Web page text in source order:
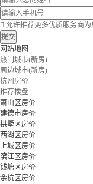
 允许推荐更多优质服务商为
提交
网站地图
热门城市(新房)
周边城市(新房)
杭州房价
推荐楼盘
萧山区房价
建德市房价
拱墅区房价
西湖区房价
上城区房价
滨江区房价
钱塘区房价
余杭区房价